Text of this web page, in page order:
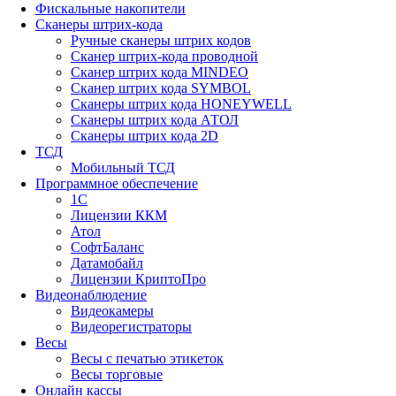
Фискальные накопители
Сканеры штрих-кода
Ручные сканеры штрих кодов
Сканер штрих-кода проводной
Сканер штрих кода MINDEO
Сканер штрих кода SYMBOL
Сканеры штрих кода HONEYWELL
Сканеры штрих кода АТОЛ
Сканеры штрих кода 2D
ТСД
Мобильный ТСД
Программное обеспечение
1С
Лицензии ККМ
Атол
СофтБаланс
Датамобайл
Лицензии КриптоПро
Видеонаблюдение
Видеокамеры
Видеорегистраторы
Весы
Весы с печатью этикеток
Весы торговые
Онлайн кассы